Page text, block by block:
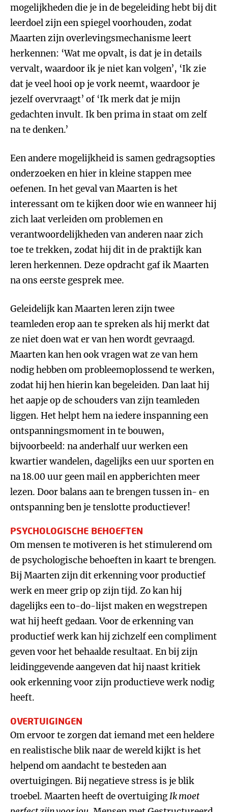
mogelijkheden die je in de begeleiding hebt bij dit
leerdoel zijn een spiegel voorhouden, zodat
Maarten zijn overlevingsmechanisme leert
herkennen: ‘Wat me opvalt, is dat je in details
vervalt, waardoor ik je niet kan volgen’, ‘Ik zie
dat je veel hooi op je vork neemt, waardoor je
jezelf overvraagt’ of ‘Ik merk dat je mijn
gedachten invult. Ik ben prima in staat om zelf
na te denken.’
Een andere mogelijkheid is samen gedragsopties
onderzoeken en hier in kleine stappen mee
oefenen. In het geval van Maarten is het
interessant om te kijken door wie en wanneer hij
zich laat verleiden om problemen en
verantwoordelijkheden van anderen naar zich
toe te trekken, zodat hij dit in de praktijk kan
leren herkennen. Deze opdracht gaf ik Maarten
na ons eerste gesprek mee.
Geleidelijk kan Maarten leren zijn twee
teamleden erop aan te spreken als hij merkt dat
ze niet doen wat er van hen wordt gevraagd.
Maarten kan hen ook vragen wat ze van hem
nodig hebben om probleemoplossend te werken,
zodat hij hen hierin kan begeleiden. Dan laat hij
het aapje op de schouders van zijn teamleden
liggen. Het helpt hem na iedere inspanning een
ontspanningsmoment in te bouwen,
bijvoorbeeld: na anderhalf uur werken een
kwartier wandelen, dagelijks een uur sporten en
na 18.00 uur geen mail en appberichten meer
lezen. Door balans aan te brengen tussen in- en
ontspanning ben je tenslotte productiever!
PSYCHOLOGISCHE BEHOEFTEN
Om mensen te motiveren is het stimulerend om
de psychologische behoeften in kaart te brengen.
Bij Maarten zijn dit erkenning voor productief
werk en meer grip op zijn tijd. Zo kan hij
dagelijks een to-do-lijst maken en wegstrepen
wat hij heeft gedaan. Voor de erkenning van
productief werk kan hij zichzelf een compliment
geven voor het behaalde resultaat. En bij zijn
leidinggevende aangeven dat hij naast kritiek
ook erkenning voor zijn productieve werk nodig
heeft.
OVERTUIGINGEN
Om ervoor te zorgen dat iemand met een heldere
en realistische blik naar de wereld kijkt is het
helpend om aandacht te besteden aan
overtuigingen. Bij negatieve stress is je blik
troebel. Maarten heeft de overtuigingIk moet